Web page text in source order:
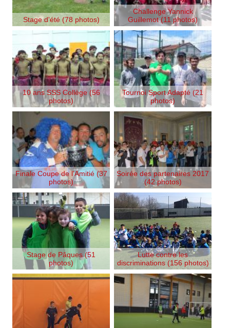
Stage d'été (78 photos)
Challenge Yannick
Guillemot (11 photos)
10 ans SSS Collège (56
photos)
Tournoi Sport Adapté (21
photos)
Finale Coupe de l'Amitié (37
photos)
Soirée des partenaires 2017
(42 photos)
Stage de Pâques (51
photos)
Lutte contre les
discriminations (156 photos)